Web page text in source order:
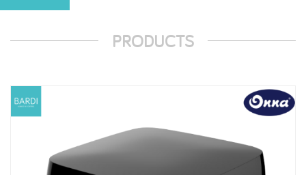
PRODUCTS